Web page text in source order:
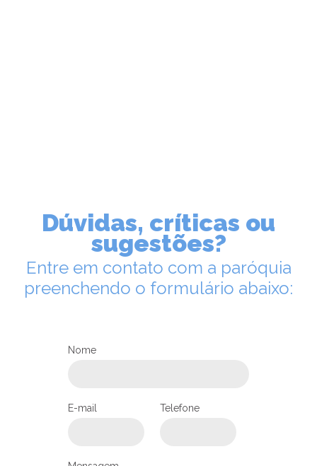
CATEGORIA
LEIA NO DIOCESE INFORMA
Dúvidas, críticas ou
sugestões?
Entre em contato com a paróquia
preenchendo o formulário abaixo:
Nome
E-mail Telefone